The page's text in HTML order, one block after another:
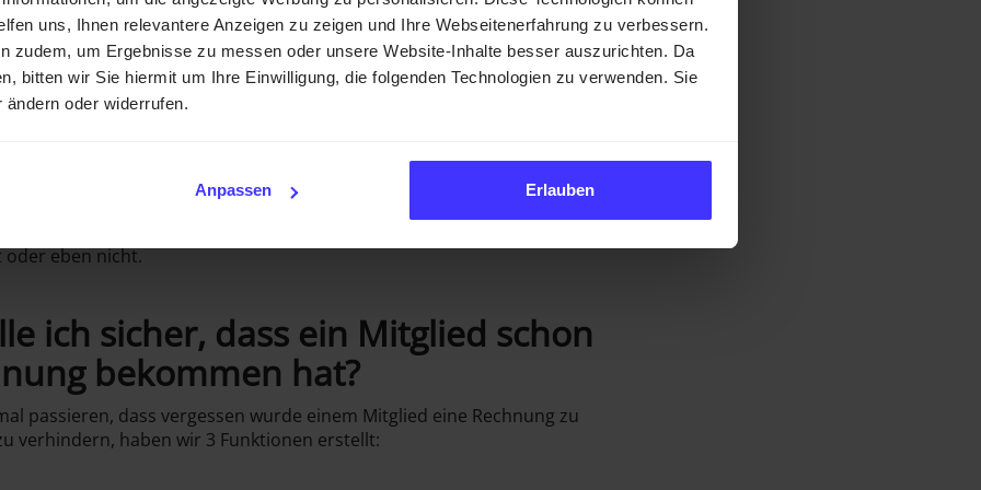
uns, Ihnen relevantere Anzeigen zu zeigen und Ihre Webseitenerfahrung zu verbessern.
zudem, um Ergebnisse zu messen oder unsere Website-Inhalte besser auszurichten. Da
bitten wir Sie hiermit um Ihre Einwilligung, die folgenden Technologien zu verwenden. Sie
oder widerrufen.
Anpassen Erlauben
genau, was noch fehlt oder eben nicht fehlt.
scrollen
oder eben nicht.
ich sicher, dass ein Mitglied schon
bekommen hat?
passieren, dass vergessen wurde einem Mitglied eine Rechnung zu
verhindern, haben wir 3 Funktionen erstellt: